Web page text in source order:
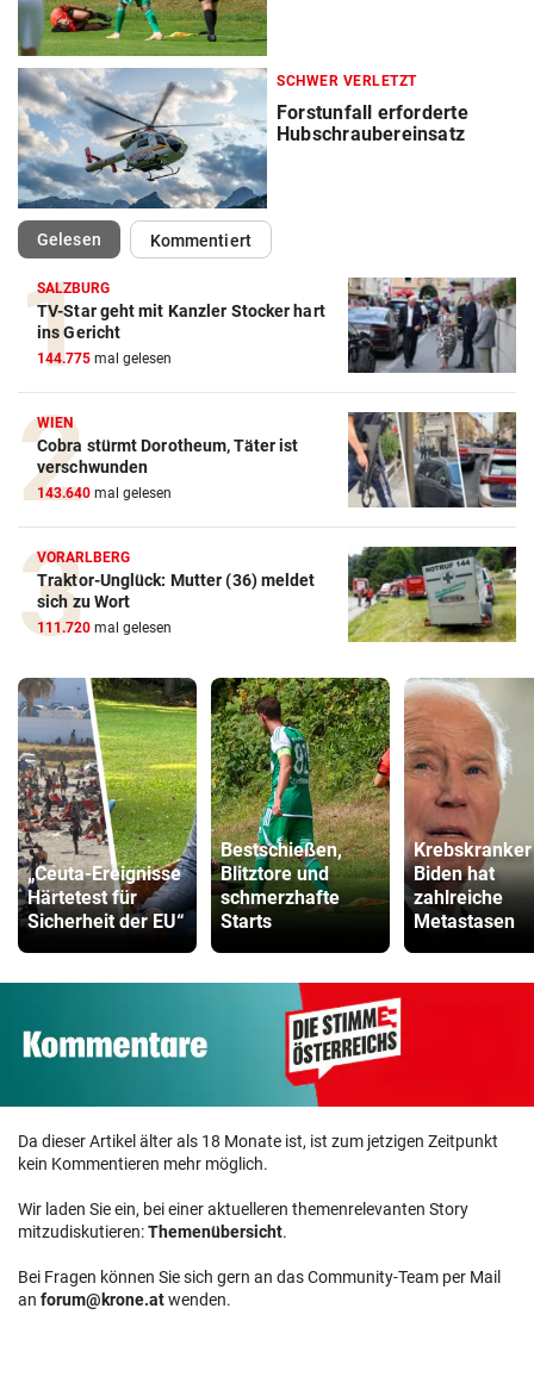
SCHWER VERLETZT
Forstunfall erforderte
Hubschraubereinsatz
Gelesen(ausgewählt)Kommentiert
SALZBURG
TV-Star geht mit Kanzler Stocker hart
ins Gericht
144.775 mal gelesen
WIEN
Cobra stürmt Dorotheum, Täter ist
verschwunden
143.640 mal gelesen
VORARLBERG
Traktor-Unglück: Mutter (36) meldet
sich zu Wort
111.720 mal gelesen
„Ceuta-Ereignisse
Härtetest für
Sicherheit der EU“
Bestschießen,
Blitztore und
schmerzhafte
Starts
Biden hat
zahlreiche
Metastasen
Da dieser Artikel älter als 18 Monate ist, ist zum jetzigen Zeitpunkt
kein Kommentieren mehr möglich.
Wir laden Sie ein, bei einer aktuelleren themenrelevanten Story
mitzudiskutieren:Themenübersicht.
Bei Fragen können Sie sich gern an das Community-Team per Mail
an forum@krone.atwenden.